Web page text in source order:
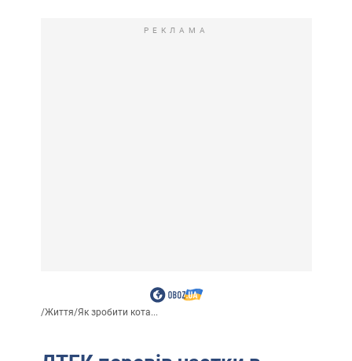
РЕКЛАМА
/Життя/Як зробити кота...